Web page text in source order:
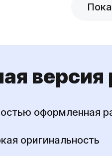
оформленная
оригинальность